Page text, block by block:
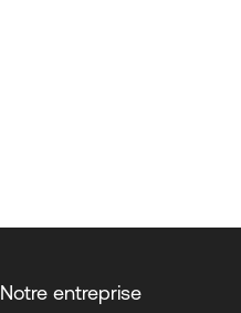
Notre entreprise